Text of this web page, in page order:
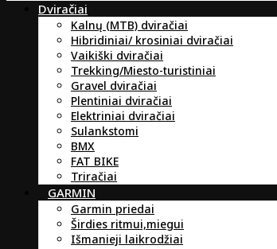
Dviračiai
Kalnų (MTB) dviračiai
Hibridiniai/ krosiniai dviračiai
Vaikiški dviračiai
Trekking/Miesto-turistiniai
Gravel dviračiai
Plentiniai dviračiai
Elektriniai dviračiai
Sulankstomi
BMX
FAT BIKE
Triračiai
GARMIN
Garmin priedai
Širdies ritmui,miegui
Išmanieji laikrodžiai